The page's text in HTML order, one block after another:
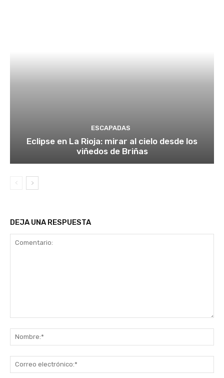
ESCAPADAS
Eclipse en La Rioja: mirar al cielo desde los
viñedos de Briñas
DEJA UNA RESPUESTA